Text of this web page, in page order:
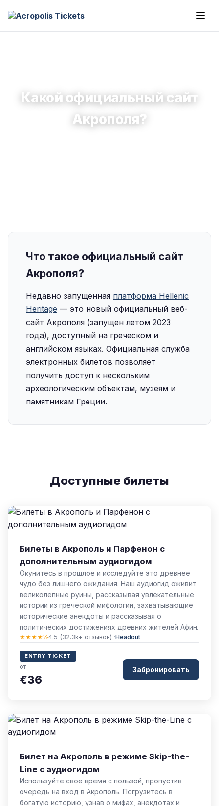
Какой официальный сайт
Акрополя?
Что такое официальный сайт
Акрополя?
Недавно запущенная платформа Hellenic
Heritage — это новый официальный веб-
сайт Акрополя (запущен летом 2023
года), доступный на греческом и
английском языках. Официальная служба
электронных билетов позволяет
получить доступ к нескольким
археологическим объектам, музеям и
памятникам Греции.
Доступные билеты
Билеты в Акрополь и Парфенон с
дополнительным аудиогидом
Окунитесь в прошлое и исследуйте это древнее
чудо без лишнего ожидания. Наш аудиогид оживит
великолепные руины, рассказывая увлекательные
истории из греческой мифологии, захватывающие
исторические анекдоты и рассказывая о
политических достижениях древних жителей Афин.
★★★★½4.5 (32.3k+ отзывов) ·Headout
ENTRY TICKET
от
€36
Забронировать
Билет на Акрополь в режиме Skip-the-
Line с аудиогидом
Используйте свое время с пользой, пропустив
очередь на вход в Акрополь. Погрузитесь в
богатую историю, узнав о мифах, анекдотах и